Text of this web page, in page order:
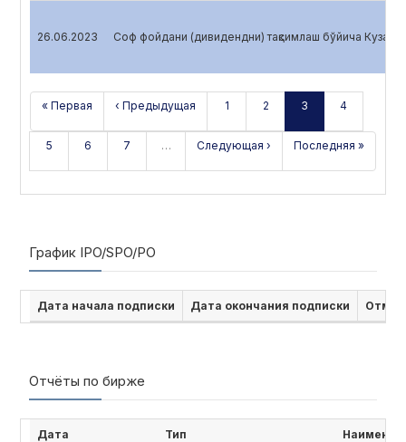
26.06.2023 Соф фойдани (дивидендни) тақсимлаш бўйича
« Первая ‹ Предыдущая 1 2 3 4
5 6 7 … Следующая › Последняя »
График IPO/SPO/PO
Дата начала подписки Дата окончания подписки
Отчёты по бирже
Дата Тип